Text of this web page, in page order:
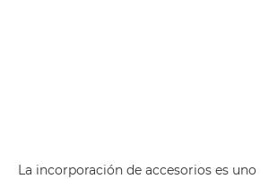
La incorporación de accesorios es